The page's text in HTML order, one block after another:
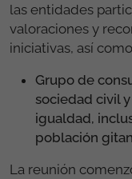
las entidades
valoraciones y
iniciativas, así
Grupo de
sociedad civil
igualdad,
población
La reunión